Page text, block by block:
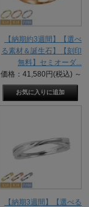
【納期約3週間】【選べ
る素材＆誕生石】【刻印
無料】セミオーダ...
価格：41,580円(税込) ～
【納期3週間】【選べる